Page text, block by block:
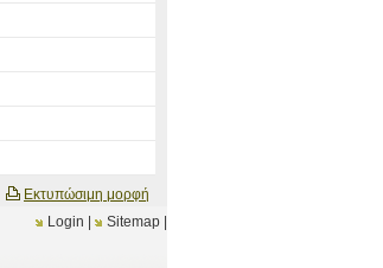
Εκτυπώσιμη μορφή
Login
Sitemap